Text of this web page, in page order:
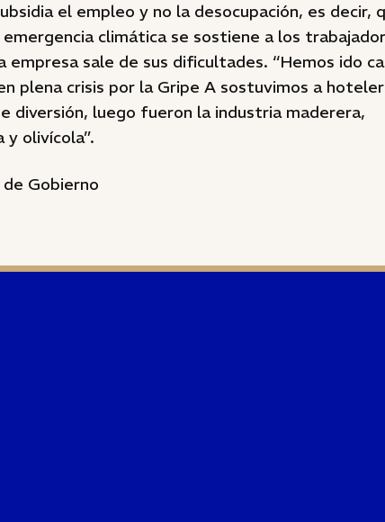
el empleo y no la desocupación, es decir,
climática se sostiene a los
sale de sus dificultades. “Hemos ido
plena crisis por la Gripe A sostuvimos a
diversión, luego fueron la industria maderera,
olivícola”.
Gobierno